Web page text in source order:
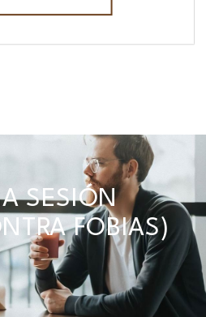
SESIÓN
FOBIAS)